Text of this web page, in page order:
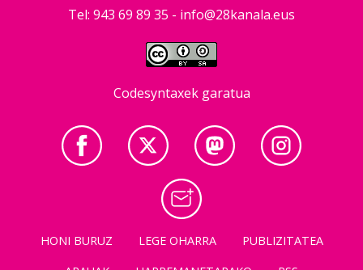
Tel: 943 69 89 35 - info@28kanala.eus
Codesyntaxek garatua
HONI BURUZ LEGE OHARRA
PUBLIZITATEA